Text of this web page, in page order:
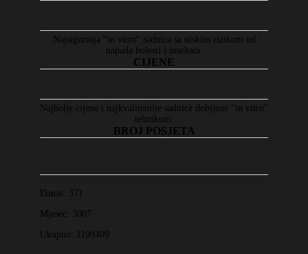
Najsigurnija "in vitro" sadnica sa niskim rizikom od
napada bolesti i insekata.
CIJENE
Najbolje cijene i najkvalitetnije sadnice dobijene "in vitro"
tehnikom.
BROJ POSJETA
Danas:
371
Mjesec:
3007
Ukupno:
1199409